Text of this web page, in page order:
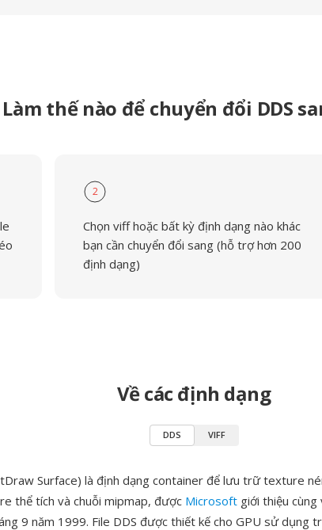
Làm thế nào để chuyển đổi DDS
2
Chọn viff hoặc bất kỳ định dạng nào khác
bạn cần chuyển đổi sang (hỗ trợ hơn 200
định dạng)
Về các định dạng
DDS VIFF
Surface) là định dạng container để lưu trữ texture
thể tích và chuỗi mipmap, được Microsoft giới thiệu
9 năm 1999. File DDS được thiết kế cho GPU sử dụng